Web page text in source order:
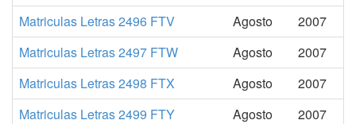
Matriculas Letras 2496 FTV
Agosto
2007
Matriculas Letras 2497 FTW
Agosto
2007
Matriculas Letras 2498 FTX
Agosto
2007
Matriculas Letras 2499 FTY
Agosto
2007